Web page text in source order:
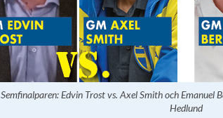
Semfinalparen: Edvin Trost vs. Axel Smith och Emanuel
Hedlund